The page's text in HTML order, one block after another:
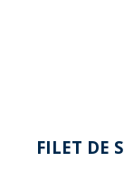
FILET DE